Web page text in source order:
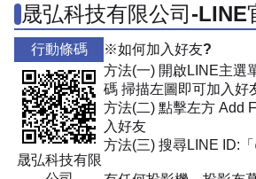
晟弘科技有限公司-LINE
行動條碼
晟弘科技有限
※如何加入好友?
方法(一) 開啟LINE主選
碼 掃描左圖即可加入好
方法(二) 點擊左方 Add
入好友
方法(三) 搜尋LINE ID:「